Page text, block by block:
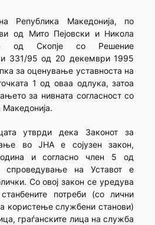
Република Македонија, по
од Мито Пејовски и Никола
од Скопје со Решение
331/95 од 20 декември 1995
за оценување уставноста на
1 од оваа одлука, затоа
за нивната согласност со
Македонија.
утврди дека Законот за
во ЈНА е сојузен закон,
и согласно член 5 од
спроведување на Уставот е
Со овој закон се уредува
потреби (со лични
користење службени станови)
граѓанските лица на служба